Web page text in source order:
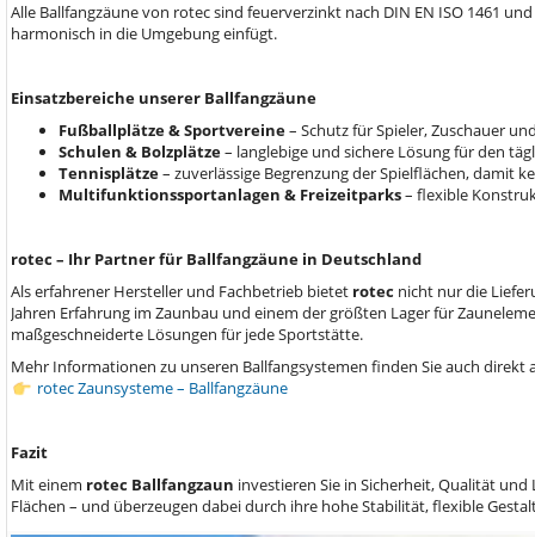
Alle Ballfangzäune von rotec sind feuerverzinkt nach DIN EN ISO 1461
harmonisch in die Umgebung einfügt.
Einsatzbereiche unserer Ballfangzäune
Fußballplätze & Sportvereine– Schutz für Spieler, Zuschauer
Schulen & Bolzplätze– langlebige und sichere Lösung für den
Tennisplätze– zuverlässige Begrenzung der Spielflächen, damit
Multifunktionssportanlagen & Freizeitparks– flexible
rotec – Ihr Partner für Ballfangzäune in Deutschland
Als erfahrener Hersteller und Fachbetrieb bietet rotec nicht nur die
Jahren Erfahrung im Zaunbau und einem der größten Lager für
maßgeschneiderte Lösungen für jede Sportstätte.
Mehr Informationen zu unseren Ballfangsystemen finden Sie auch direkt
rotec Zaunsysteme – Ballfangzäune
Fazit
Mit einem rotec Ballfangzaun investieren Sie in Sicherheit, Qualität
Flächen – und überzeugen dabei durch ihre hohe Stabilität, flexible